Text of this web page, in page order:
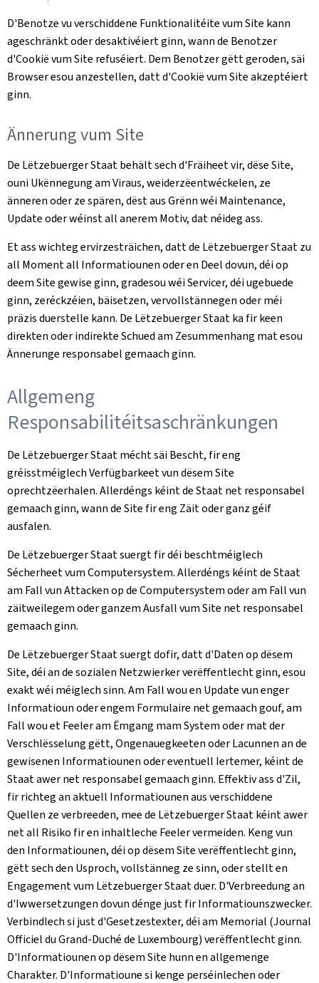
D'Benotze vu verschiddene Funktionalitéite vum Site kann
ageschränkt oder desaktivéiert ginn, wann de Benotzer
d'Cookië vum Site refuséiert. Dem Benotzer gëtt geroden, säi
Browser esou anzestellen, datt d'Cookië vum Site akzeptéiert
ginn.
Ännerung vum Site
De Lëtzebuerger Staat behält sech d'Fräiheet vir, dëse Site,
ouni Ukënnegung am Viraus, weiderzëentwéckelen, ze
änneren oder ze spären, dëst aus Grënn wéi Maintenance,
Update oder wéinst all anerem Motiv, dat néideg ass.
Et ass wichteg ervirzesträichen, datt de Lëtzebuerger Staat zu
all Moment all Informatiounen oder en Deel dovun, déi op
deem Site gewise ginn, gradesou wéi Servicer, déi ugebuede
ginn, zeréckzéien, bäisetzen, vervollstännegen oder méi
präzis duerstelle kann. De Lëtzebuerger Staat ka fir keen
direkten oder indirekte Schued am Zesummenhang mat esou
Ännerunge responsabel gemaach ginn.
Allgemeng
Responsabilitéitsaschränkungen
De Lëtzebuerger Staat mécht säi Bescht, fir eng
gréisstméiglech Verfügbarkeet vun dësem Site
oprechtzëerhalen. Allerdéngs kéint de Staat net responsabel
gemaach ginn, wann de Site fir eng Zäit oder ganz géif
ausfalen.
De Lëtzebuerger Staat suergt fir déi beschtméiglech
Sécherheet vum Computersystem. Allerdéngs kéint de Staat
am Fall vun Attacken op de Computersystem oder am Fall vun
zäitweilegem oder ganzem Ausfall vum Site net responsabel
gemaach ginn.
De Lëtzebuerger Staat suergt dofir, datt d'Daten op dësem
Site, déi an de sozialen Netzwierker verëffentlecht ginn, esou
exakt wéi méiglech sinn. Am Fall wou en Update vun enger
Informatioun oder engem Formulaire net gemaach gouf, am
Fall wou et Feeler am Ëmgang mam System oder mat der
Verschlësselung gëtt, Ongenauegkeeten oder Lacunnen an de
gewisenen Informatiounen oder eventuell Iertemer, kéint de
Staat awer net responsabel gemaach ginn. Effektiv ass d'Zil,
fir richteg an aktuell Informatiounen aus verschiddene
Quellen ze verbreeden, mee de Lëtzebuerger Staat kéint awer
net all Risiko fir en inhaltleche Feeler vermeiden. Keng vun
den Informatiounen, déi op dësem Site verëffentlecht ginn,
gëtt sech den Usproch, vollstänneg ze sinn, oder stellt en
Engagement vum Lëtzebuerger Staat duer. D'Verbreedung an
d'Iwwersetzungen dovun dénge just fir Informatiounszwecker.
Verbindlech si just d'Gesetzestexter, déi am Memorial (Journal
Officiel du Grand-Duché de Luxembourg) verëffentlecht ginn.
D'Informatiounen op dësem Site hunn en allgemenge
Charakter. D'Informatioune si kenge perséinlechen oder